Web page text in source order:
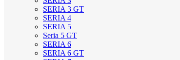
SERIA 3 GT
SERIA 4
SERIA 5
Seria 5 GT
SERIA 6
SERIA 6 GT